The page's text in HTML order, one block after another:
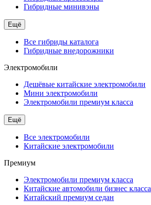
Гибридные минивэны
Ещё
Все гибриды каталога
Гибридные внедорожники
Электромобили
Дешёвые китайские электромобили
Мини электромобили
Электромобили премиум класса
Ещё
Все электромобили
Китайские электромобили
Премиум
Электромобили премиум класса
Китайские автомобили бизнес класса
Китайский премиум седан